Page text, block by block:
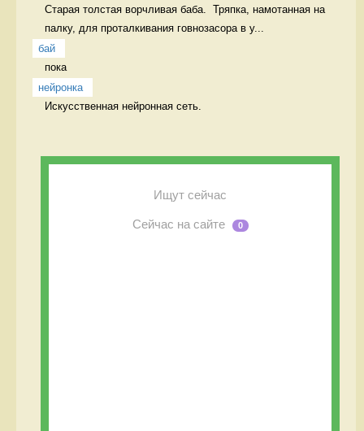
Старая толстая ворчливая баба.  Тряпка, намотанная на
палку, для проталкивания говнозасора в у...
бай
пока
нейронка
Искусственная нейронная сеть.
Ищут сейчас
Сейчас на сайте 0